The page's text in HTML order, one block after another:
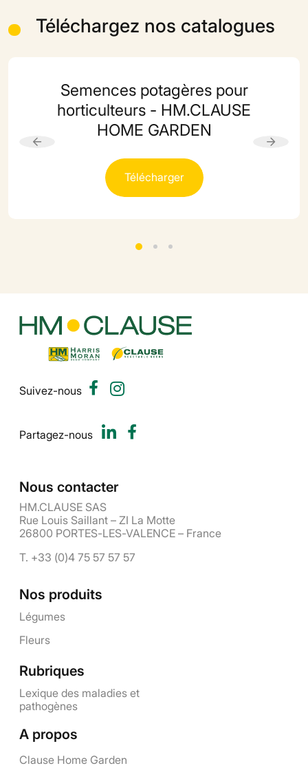
Téléchargez nos catalogues
Semences potagères pour
horticulteurs - HM.CLAUSE
HOME GARDEN
Télécharger
Suivez-nous
Partagez-nous
Nous contacter
HM.CLAUSE SAS
Rue Louis Saillant – ZI La Motte
26800 PORTES-LES-VALENCE – France
T. +33 (0)4 75 57 57 57
Nos produits
Légumes
Fleurs
Rubriques
Lexique des maladies et
pathogènes
A propos
Clause Home Garden